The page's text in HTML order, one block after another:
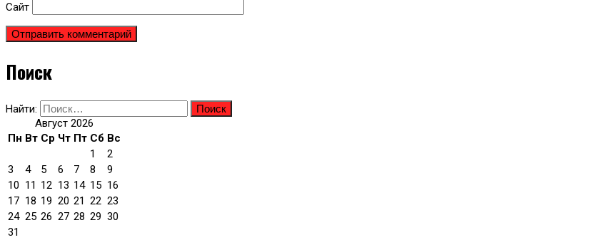
Сайт
Поиск
Найти:
Август 2026
Пн Вт Ср Чт Пт Сб Вс
1
2
3
4 5 6 7 8
9
10 11 12 13 14 15 16
17 18 19 20 21 22 23
24 25 26 27 28 29 30
31